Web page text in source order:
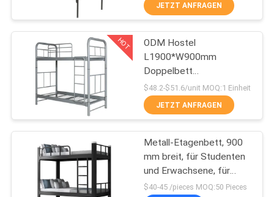
TRETEN
VERBINDUNG
NACHRICHTEN
Sicherer Kasten
30
JETZT ANFRAGEN
HOT
ODM Hostel
L1900*W900mm
Doppelbett
Metallrahmen
$48.2-$51.6/unit MOQ:1 Einheit
JETZT ANFRAGEN
Metall-Etagenbett, 900
mm breit, für Studenten
und Erwachsene, für
Schule oder Abteilung
$40-45 /pieces MOQ:50 Pieces